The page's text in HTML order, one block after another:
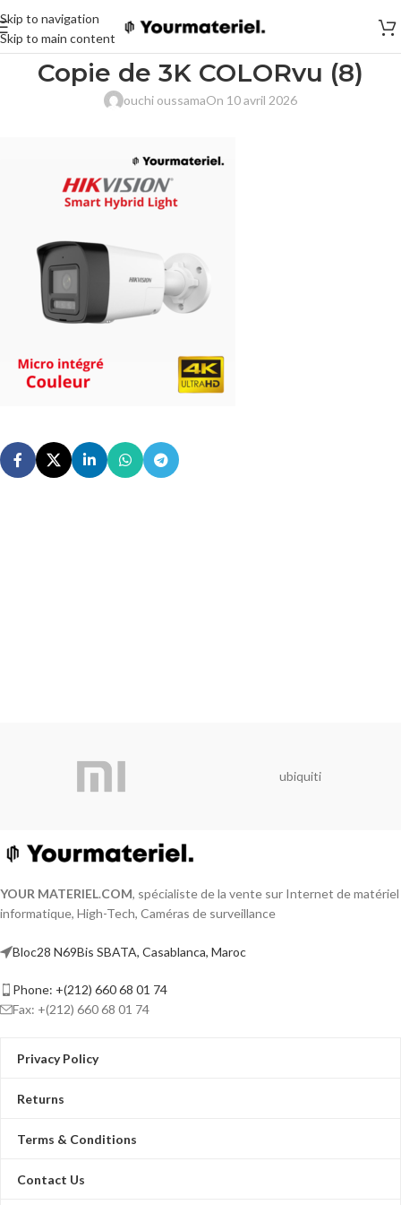
Skip to navigation
Skip to main content
Copie de 3K COLORvu (8)
ouchi oussamaOn 10 avril 2026
ubiquiti
YOUR MATERIEL.COM, spécialiste de la vente sur Internet de matériel
informatique, High-Tech, Caméras de surveillance
Bloc28 N69Bis SBATA, Casablanca, Maroc
Phone: +(212) 660 68 01 74
Fax: +(212) 660 68 01 74
Privacy Policy
Returns
Terms & Conditions
Contact Us